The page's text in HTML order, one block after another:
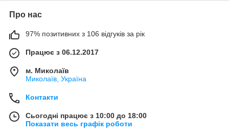
Про нас
97% позитивних з 106 відгуків за рік
Працює з 06.12.2017
м. Миколаїв
Миколаїв, Україна
Контакти
Сьогодні працює з 10:00 до 18:00
Показати весь графік роботи